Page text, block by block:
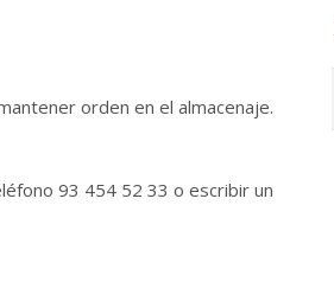
orden en el almacenaje.
93 454 52 33 o escribir un